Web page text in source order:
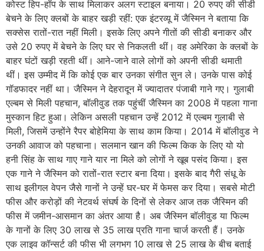
कोस्ट हिप-हॉप के साथ मिलाकर अलग स्टाइल बनाया। 20 रुपए की सीडी
बेचने के लिए क्लबों के बाहर खड़ी रहीं: एक इंटरव्यू में जैस्मिन ने बताया कि
सक्सेस रातों-रात नहीं मिली। इसके लिए अपने गीतों की सीडी बनाकर और
उसे 20 रुपए में बेचने के लिए घर से निकलती थीं। वह अमेरिका के क्लबों के
बाहर घंटों खड़ी रहती थीं। आने-जाने वाले लोगों को अपनी सीडी थमाती
थीं। इस उम्मीद में कि कोई एक बार उनका संगीत सुन ले। उनके पास कोई
गॉडफादर नहीं था। जैस्मिन ने देहरादून में ज्यादातर पंजाबी गाने गए। गुलाबी
एल्बम से मिली पहचान, बॉलीवुड तक पहुंचीं जैस्मिन का 2008 में पहला गाना
मुस्कान हिट हुआ। लेकिन असली पहचान उन्हें 2012 में एल्बम गुलाबी से
मिली, जिसमें उन्होंने रैपर बोहेमिया के साथ काम किया। 2014 में बॉलीवुड ने
उनकी आवाज को पहचाना। सलमान खान की फिल्म किक के लिए यो यो
हनी सिंह के साथ गाए गाने यार ना मिले को लोगों ने खूब पसंद किया। इस
एक गाने ने जैस्मिन को रातों-रात स्टार बना दिया। इसके बाद गैरी संधू के
साथ इलीगल वेपन जैसे गानों ने उन्हें घर-घर में फेमस कर दिया। सबसे मोटी
फीस और करोड़ों की नेटवर्थ संघर्ष के दिनों से लेकर आज तक जैस्मिन की
फीस में जमीन-आसमान का अंतर आया है। अब जैस्मिन बॉलीवुड या फिल्म
के गानों के लिए 30 लाख से 35 लाख प्रति गाना चार्ज करती हैं। उनके
एक लाइव कॉन्सर्ट की फीस भी लगभग 10 लाख से 25 लाख के बीच बताई